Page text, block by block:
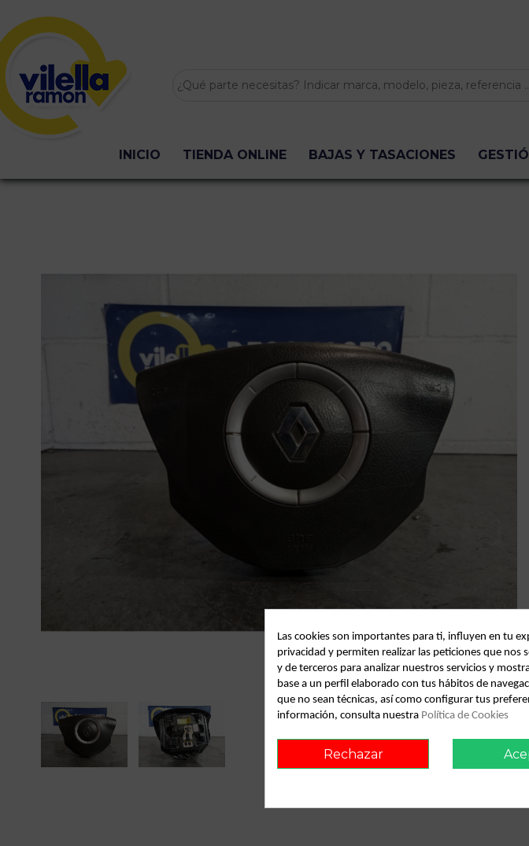
INICIO TIENDA ONLINE BAJAS Y TASACIONES
Las cookies son importantes para ti, influyen en tu
privacidad y permiten realizar las peticiones que nos
y de terceros para analizar nuestros servicios y
base a un perfil elaborado con tus hábitos de
que no sean técnicas, así como configurar tus
información, consulta nuestra Política de Cookies
Rechazar